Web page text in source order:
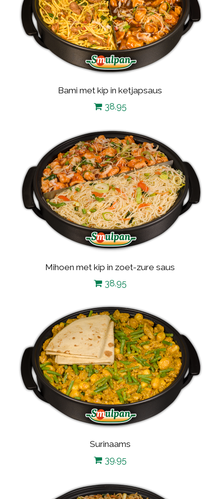
Bami met kip in ketjapsaus
38.95
Mihoen met kip in zoet-zure saus
38.95
Surinaams
39.95